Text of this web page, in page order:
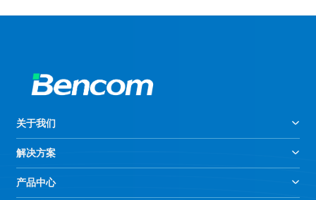
关于我们
解决方案
产品中心